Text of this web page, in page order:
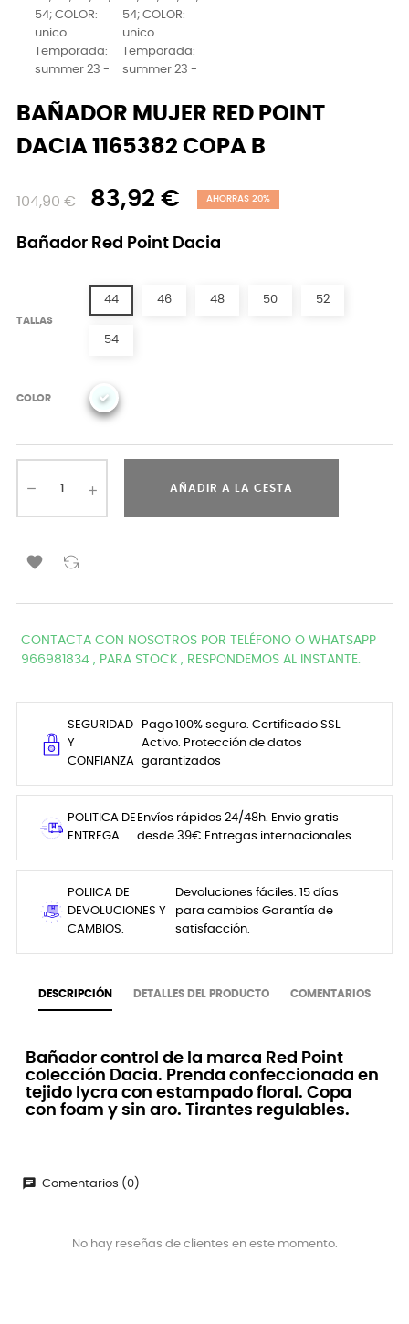
BAÑADOR MUJER RED POINT
DACIA 1165382 COPA B
104,90 € 83,92 € AHORRAS 20%
Bañador Red Point Dacia
TALLAS
44 46 48 50 52
54
COLOR
AÑADIR A LA CESTA

CONTACTA CON NOSOTROS POR TELÉFONO O WHATSAPP
966981834 , PARA STOCK , RESPONDEMOS AL INSTANTE.
SEGURIDAD
Y
CONFIANZA
Pago 100% seguro. Certificado SSL
Activo. Protección de datos
garantizados
POLITICA DE
ENTREGA.
Envíos rápidos 24/48h. Envio gratis
desde 39€ Entregas internacionales.
POLIICA DE
DEVOLUCIONES Y
CAMBIOS.
Devoluciones fáciles. 15 días
para cambios Garantía de
satisfacción.
DESCRIPCIÓN DETALLES DEL PRODUCTO COMENTARIOS
Bañador control de la marca Red Point
colección Dacia. Prenda confeccionada en
tejido lycra con estampado floral. Copa
con foam y sin aro. Tirantes regulables.
chat Comentarios (0)
No hay reseñas de clientes en este momento.